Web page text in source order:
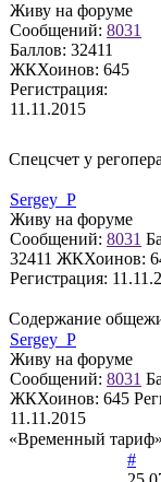
Живу на форуме
Сообщений: 8031
Баллов: 32411
ЖКХоинов: 645
Регистрация:
11.11.2015
Спецсчет у
Sergey_P
Живу на форуме
Сообщений: 8031
32411 ЖКХоинов:
Регистрация:
Содержание
Sergey_P
Живу на форуме
Сообщений: 8031
ЖКХоинов: 645
11.11.2015
«Временный
#